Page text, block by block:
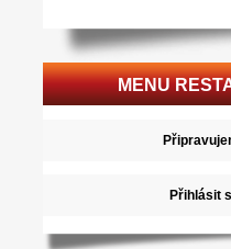
MENU
Přihlásit